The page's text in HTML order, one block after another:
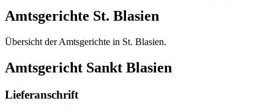
Amtsgerichte St. Blasien
Übersicht der Amtsgerichte in St. Blasien.
Amtsgericht Sankt Blasien
Lieferanschrift